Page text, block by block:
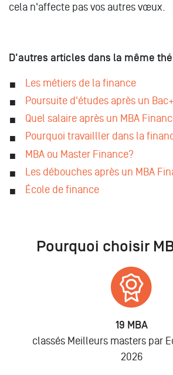
cela n'affecte pas vos autres vœux.
D'autres articles dans la même
Les métiers de la finance
Poursuite d'études après un
Quel salaire après un MBA
Pourquoi travailller dans la
MBA ou Master Finance?
Les débouches après un MBA
École de finance
Pourquoi choisir
19 MBA
classés Meilleurs masters par
2026